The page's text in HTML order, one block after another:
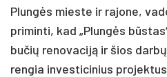
Plungės mies­te ir ra­jo­ne,
pri­min­ti, kad „Plungės
bu­čių re­no­va­ciją ir šios
ren­gia in­ves­ti­ci­nius